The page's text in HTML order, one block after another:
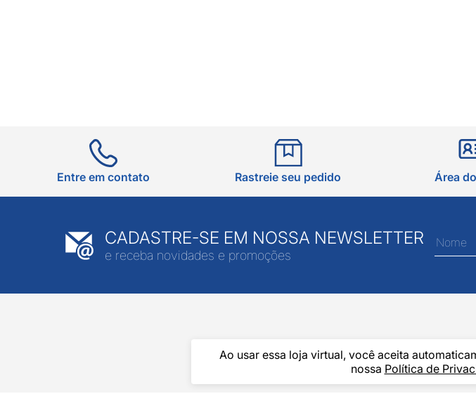
Ao usar essa loja virtual, você aceita
nossa Política de
Entre em contato Rastreie seu pedido Área
CADASTRE-SE EM NOSSA NEWSLETTER
e receba novidades e promoções